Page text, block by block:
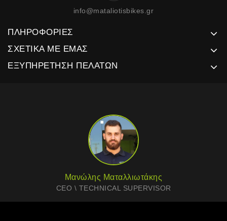
info@mataliotisbikes.gr
ΠΛΗΡΟΦΟΡΊΕΣ
ΣΧΕΤΙΚΆ ΜΕ ΕΜΆΣ
ΕΞΥΠΗΡΈΤΗΣΗ ΠΕΛΑΤΏΝ
Μανώλης Ματαλλιωτάκης
CEO \ TECHNICAL SUPERVISOR